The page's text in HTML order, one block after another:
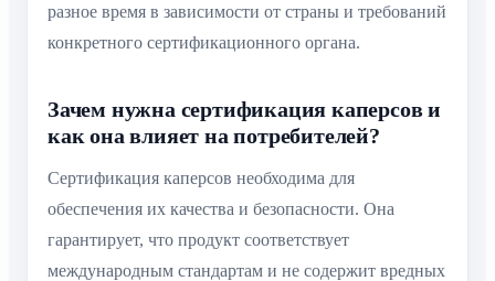
разное время в зависимости от страны и требований
конкретного сертификационного органа.
Зачем нужна сертификация каперсов и
как она влияет на потребителей?
Сертификация каперсов необходима для
обеспечения их качества и безопасности. Она
гарантирует, что продукт соответствует
международным стандартам и не содержит вредных